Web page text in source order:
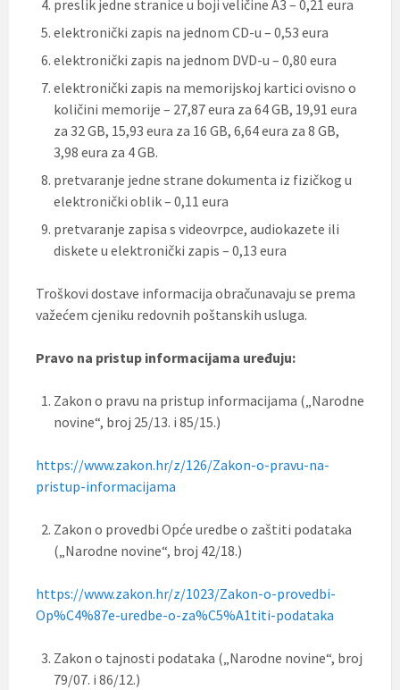
preslik jedne stranice u boji veličine A3 – 0,21 eura
elektronički zapis na jednom CD-u – 0,53 eura
elektronički zapis na jednom DVD-u – 0,80 eura
elektronički zapis na memorijskoj kartici ovisno o
količini memorije – 27,87 eura za 64 GB, 19,91 eura
za 32 GB, 15,93 eura za 16 GB, 6,64 eura za 8 GB,
3,98 eura za 4 GB.
pretvaranje jedne strane dokumenta iz fizičkog u
elektronički oblik – 0,11 eura
pretvaranje zapisa s videovrpce, audiokazete ili
diskete u elektronički zapis – 0,13 eura
Troškovi dostave informacija obračunavaju se prema
važećem cjeniku redovnih poštanskih usluga.
Pravo na pristup informacijama uređuju:
Zakon o pravu na pristup informacijama („Narodne
novine“, broj 25/13. i 85/15.)
https://www.zakon.hr/z/126/Zakon-o-pravu-na-
pristup-informacijama
Zakon o provedbi Opće uredbe o zaštiti podataka
(„Narodne novine“, broj 42/18.)
https://www.zakon.hr/z/1023/Zakon-o-provedbi-
Op%C4%87e-uredbe-o-za%C5%A1titi-podataka
Zakon o tajnosti podataka („Narodne novine“, broj
79/07. i 86/12.)